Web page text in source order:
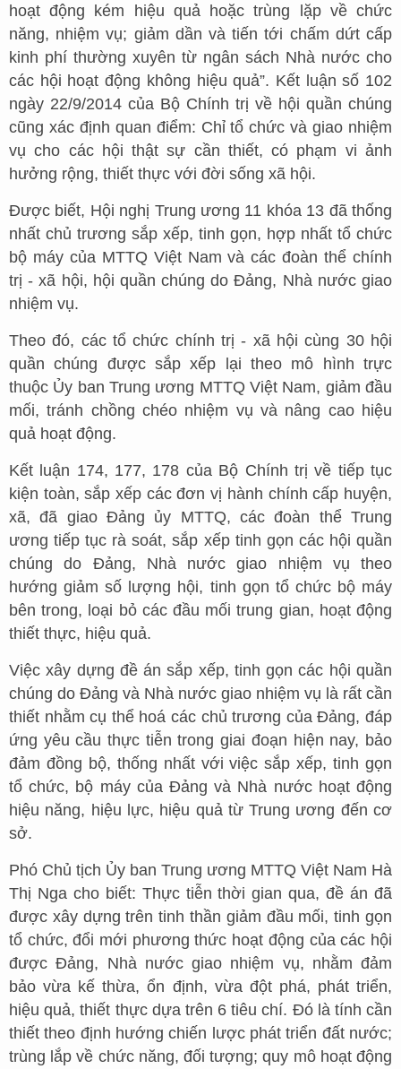
hoạt động kém hiệu quả hoặc trùng lặp về chức
năng, nhiệm vụ; giảm dần và tiến tới chấm dứt cấp
kinh phí thường xuyên từ ngân sách Nhà nước cho
các hội hoạt động không hiệu quả”. Kết luận số 102
ngày 22/9/2014 của Bộ Chính trị về hội quần chúng
cũng xác định quan điểm: Chỉ tổ chức và giao nhiệm
vụ cho các hội thật sự cần thiết, có phạm vi ảnh
hưởng rộng, thiết thực với đời sống xã hội.
Được biết, Hội nghị Trung ương 11 khóa 13 đã thống
nhất chủ trương sắp xếp, tinh gọn, hợp nhất tổ chức
bộ máy của MTTQ Việt Nam và các đoàn thể chính
trị - xã hội, hội quần chúng do Đảng, Nhà nước giao
nhiệm vụ.
Theo đó, các tổ chức chính trị - xã hội cùng 30 hội
quần chúng được sắp xếp lại theo mô hình trực
thuộc Ủy ban Trung ương MTTQ Việt Nam, giảm đầu
mối, tránh chồng chéo nhiệm vụ và nâng cao hiệu
quả hoạt động.
Kết luận 174, 177, 178 của Bộ Chính trị về tiếp tục
kiện toàn, sắp xếp các đơn vị hành chính cấp huyện,
xã, đã giao Đảng ủy MTTQ, các đoàn thể Trung
ương tiếp tục rà soát, sắp xếp tinh gọn các hội quần
chúng do Đảng, Nhà nước giao nhiệm vụ theo
hướng giảm số lượng hội, tinh gọn tổ chức bộ máy
bên trong, loại bỏ các đầu mối trung gian, hoạt động
thiết thực, hiệu quả.
Việc xây dựng đề án sắp xếp, tinh gọn các hội quần
chúng do Đảng và Nhà nước giao nhiệm vụ là rất cần
thiết nhằm cụ thể hoá các chủ trương của Đảng, đáp
ứng yêu cầu thực tiễn trong giai đoạn hiện nay, bảo
đảm đồng bộ, thống nhất với việc sắp xếp, tinh gọn
tổ chức, bộ máy của Đảng và Nhà nước hoạt động
hiệu năng, hiệu lực, hiệu quả từ Trung ương đến cơ
sở.
Phó Chủ tịch Ủy ban Trung ương MTTQ Việt Nam Hà
Thị Nga cho biết: Thực tiễn thời gian qua, đề án đã
được xây dựng trên tinh thần giảm đầu mối, tinh gọn
tổ chức, đổi mới phương thức hoạt động của các hội
được Đảng, Nhà nước giao nhiệm vụ, nhằm đảm
bảo vừa kế thừa, ổn định, vừa đột phá, phát triển,
hiệu quả, thiết thực dựa trên 6 tiêu chí. Đó là tính cần
thiết theo định hướng chiến lược phát triển đất nước;
trùng lắp về chức năng, đối tượng; quy mô hoạt động